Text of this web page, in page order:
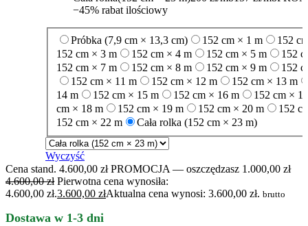
−45% rabat ilościowy
Próbka (7,9 cm × 13,3 cm) 152 cm × 1 m
152
152 cm × 3 m
152 cm × 4 m 152 cm × 5 m
152
152 cm × 7 m
152 cm × 8 m 152 cm × 9 m
152
152 cm × 11 m
152 cm × 12 m
152 cm × 13 m
14 m
152 cm × 15 m 152 cm × 16 m
152 cm ×
cm × 18 m
152 cm × 19 m 152 cm × 20 m
152
152 cm × 22 m
Cała rolka (152 cm × 23 m)
Wyczyść
Cena stand. 4.600,00 zł PROMOCJA — oszczędzasz 1.000,00 zł
4.600,00zł Pierwotna cena wynosiła:
4.600,00 zł.3.600,00 złAktualna cena wynosi: 3.600,00 zł. brutto
Dostawa w 1-3 dni